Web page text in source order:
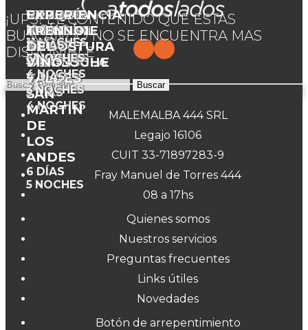
¡UPS! EL CONTENIDO QUE ESTAS
BUSCANDO NO SE ENCUENTRA MAS
DISPONIBLE
Buscar
EUROPA
IMPERIAL
14DÍAS
13NOCHES
TURQUÍA
12DÍAS
11NOCHES
EL
CALAFATE
4DÍAS
3NOCHES
PUERTO
MADRYN
CON
PENÍNSULA
VALDÉS
5DÍAS
4NOCHES
SAN
CARLOS
DE
BARILOCHE
Y
SAN
MARTIN
DE
LOS
ANDES
6 DÍAS
5 NOCHES
VILLA
LA
ANGOSTURA
5DÍAS
4NOCHES
PUERTO
IGUAZÚ
4DÍAS
3NOCHES
CRUCE
ANDINO
7DÍAS
6NOCHES
EXPERIENCIA
TREN
DEL
VINO
4DÍAS
3NOCHES
MALEMALBA 444 SRL
Legajo 16106
CUIT 33-71897283-9
Fray Manuel de Torres 444
08 a 17hs
Quienes somos
Nuestros servicios
Preguntas frecuentes
Links útiles
Novedades
Botón de arrepentimiento